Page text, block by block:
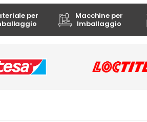
per
Macchine per
Imballaggio